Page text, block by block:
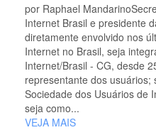
por Raphael
Internet Brasil e presidente
diretamente envolvido nos
Internet no Brasil, seja
Internet/Brasil - CG, desde
representante dos usuários;
Sociedade dos Usuários de
seja como...
VEJA MAIS